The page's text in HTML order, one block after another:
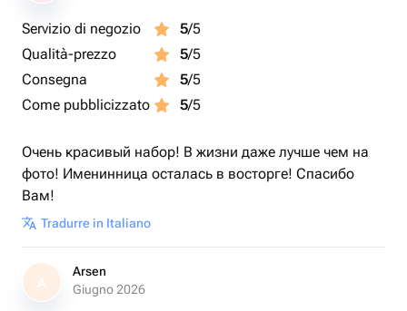
Servizio di negozio 5/5
Qualità-prezzo
5/5
Consegna
5/5
Come pubblicizzato
5/5
Очень красивый набор! В жизни даже лучше чем на
фото! Именинница осталась в восторге! Спасибо
Вам!
Tradurre in Italiano
A
Arsen
Giugno 2026